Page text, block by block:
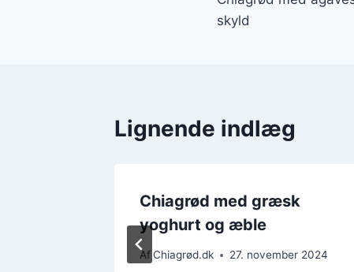
skyld
Lignende indlæg
Chiagrød med græsk
yoghurt og æble
AfChiagrød.dk 27. november 2024